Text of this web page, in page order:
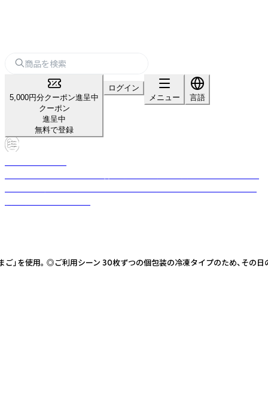
5,000円分クーポン進呈中
クーポン
進呈中
無料で登録
ログイン
メニュー
言語
使用。 ◎ご利用シーン 30枚ずつの個包装の冷凍タイプのため、その